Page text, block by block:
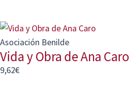
Asociación Benilde
Vida y Obra de Ana Caro
9,62€